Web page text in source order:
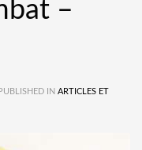
–
PUBLISHED IN ARTICLES ET